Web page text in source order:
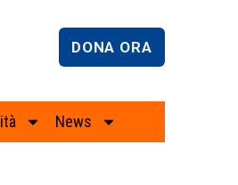
DONA ORA
News